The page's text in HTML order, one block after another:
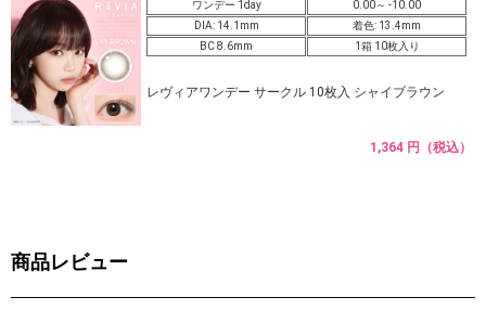
ワンデー 1day
0.00～ -10.00
DIA: 14.1mm
着色: 13.4mm
BC 8.6mm
1箱 10枚入り
レヴィアワンデー サークル 10枚入 シャイブラウン
1,364 円（税込）
商品レビュー